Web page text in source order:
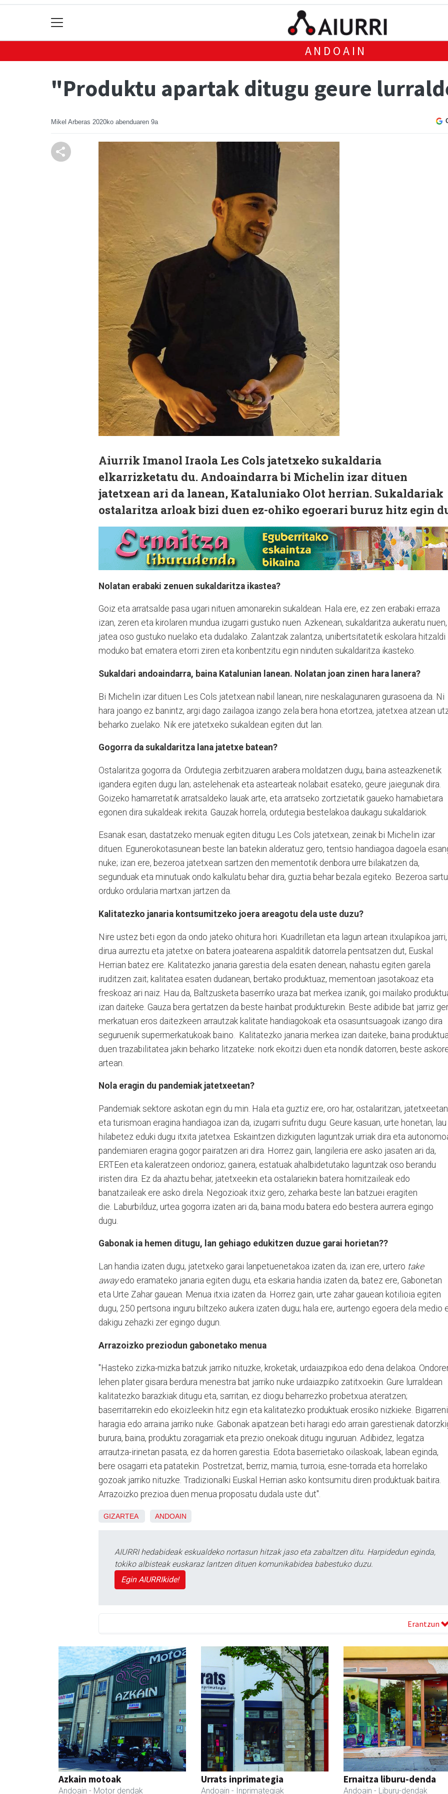
ANDOAIN
"Produktu apartak ditugu geure
Mikel Arberas 2020ko abenduaren 9a
Aiurrik Imanol Iraola Les Cols jatetxeko sukaldaria
elkarrizketatu du. Andoaindarra bi Michelin izar dituen
jatetxean ari da lanean, Kataluniako Olot herrian. Sukaldariak
ostalaritza arloak bizi duen ez-ohiko egoerari buruz hitz egin
Nolatan erabaki zenuen sukaldaritza ikastea?
Goiz eta arratsalde pasa ugari nituen amonarekin sukaldean. Hala ere, ez zen erabaki erraza
izan, zeren eta kirolaren mundua izugarri gustuko nuen. Azkenean, sukaldaritza aukeratu nuen,
jatea oso gustuko nuelako eta dudalako. Zalantzak zalantza, unibertsitatetik eskolara hitzaldi
moduko bat ematera etorri ziren eta konbentzitu egin ninduten sukaldaritza ikasteko.
Sukaldari andoaindarra, baina Katalunian lanean. Nolatan joan zinen hara lanera?
Bi Michelin izar dituen Les Cols jatetxean nabil lanean, nire neskalagunaren gurasoena da. Ni
hara joango ez banintz, argi dago zailagoa izango zela bera hona etortzea, jatetxea atzean
beharko zuelako. Nik ere jatetxeko sukaldean egiten dut lan.
Gogorra da sukaldaritza lana jatetxe batean?
Ostalaritza gogorra da. Ordutegia zerbitzuaren arabera moldatzen dugu, baina asteazkenetik
igandera egiten dugu lan; astelehenak eta astearteak nolabait esateko, geure jaiegunak dira.
Goizeko hamarretatik arratsaldeko lauak arte, eta arratseko zortzietatik gaueko hamabietara
egonen dira sukaldeak irekita. Gauzak horrela, ordutegia bestelakoa daukagu sukaldariok.
Esanak esan, dastatzeko menuak egiten ditugu Les Cols jatetxean, zeinak bi Michelin izar
dituen. Egunerokotasunean beste lan batekin alderatuz gero, tentsio handiagoa dagoela
nuke; izan ere, bezeroa jatetxean sartzen den mementotik denbora urre bilakatzen da,
segunduak eta minutuak ondo kalkulatu behar dira, guztia behar bezala egiteko. Bezeroa sartu
orduko ordularia martxan jartzen da.
Kalitatezko janaria kontsumitzeko joera areagotu dela uste duzu?
Nire ustez beti egon da ondo jateko ohitura hori. Kuadrilletan eta lagun artean itxulapikoa jarri,
dirua aurreztu eta jatetxe on batera joatearena aspalditik datorrela pentsatzen dut, Euskal
Herrian batez ere. Kalitatezko janaria garestia dela esaten denean, nahastu egiten garela
iruditzen zait; kalitatea esaten dudanean, bertako produktuaz, mementoan jasotakoaz eta
freskoaz ari naiz. Hau da, Baltzusketa baserriko uraza bat merkea izanik, goi mailako
izan daiteke. Gauza bera gertatzen da beste hainbat produkturekin. Beste adibide bat jarriz
merkatuan eros daitezkeen arrautzak kalitate handiagokoak eta osasuntsuagoak izango dira
seguruenik supermerkatukoak baino. Kalitatezko janaria merkea izan daiteke, baina
duen trazabilitatea jakin beharko litzateke: nork ekoitzi duen eta nondik datorren, beste
artean.
Nola eragin du pandemiak jatetxeetan?
Pandemiak sektore askotan egin du min. Hala eta guztiz ere, oro har, ostalaritzan, jatetxeetan
eta turismoan eragina handiagoa izan da, izugarri sufritu dugu. Geure kasuan, urte honetan, lau
hilabetez eduki dugu itxita jatetxea. Eskaintzen dizkiguten laguntzak urriak dira eta
pandemiaren eragina gogor pairatzen ari dira. Horrez gain, langileria ere asko jasaten ari da,
ERTEen eta kaleratzeen ondorioz; gainera, estatuak ahalbidetutako laguntzak oso berandu
iristen dira. Ez da ahaztu behar, jatetxeekin eta ostalariekin batera hornitzaileak edo
banatzaileak ere asko direla. Negozioak itxiz gero, zeharka beste lan batzuei eragiten
die. Laburbilduz, urtea gogorra izaten ari da, baina modu batera edo bestera aurrera egingo
dugu.
Gabonak ia hemen ditugu, lan gehiago edukitzen duzue garai horietan??
Lan handia izaten dugu, jatetxeko garai lanpetuenetakoa izaten da; izan ere, urtero take
awayedo eramateko janaria egiten dugu, eta eskaria handia izaten da, batez ere, Gabonetan
eta Urte Zahar gauean. Menua itxia izaten da. Horrez gain, urte zahar gauean kotilioia egiten
dugu, 250 pertsona inguru biltzeko aukera izaten dugu; hala ere, aurtengo egoera dela medio
dakigu zehazki zer egingo dugun.
Arrazoizko preziodun gabonetako menua
"Hasteko zizka-mizka batzuk jarriko nituzke, kroketak, urdaiazpikoa edo dena delakoa.
lehen plater gisara berdura menestra bat jarriko nuke urdaiazpiko zatitxoekin. Gure lurraldean
kalitatezko barazkiak ditugu eta, sarritan, ez diogu beharrezko probetxua ateratzen;
baserritarrekin edo ekoizleekin hitz egin eta kalitatezko produktuak erosiko nizkieke.
haragia edo arraina jarriko nuke. Gabonak aipatzean beti haragi edo arrain garestienak
burura, baina, produktu zoragarriak eta prezio onekoak ditugu inguruan. Adibidez, legatza
arrautza-irinetan pasata, ez da horren garestia. Edota baserrietako oilaskoak, labean eginda,
bere osagarri eta patatekin. Postretzat, berriz, mamia, turroia, esne-torrada eta horrelako
gozoak jarriko nituzke. Tradizionalki Euskal Herrian asko kontsumitu diren produktuak baitira.
Arrazoizko prezioa duen menua proposatu dudala uste dut".
GIZARTEA ANDOAIN
AIURRI hedabideak eskualdeko nortasun hitzak jaso eta zabaltzen ditu. Harpidedun eginda,
tokiko albisteak euskaraz lantzen dituen komunikabidea babestuko duzu.
Egin AIURRIkide!
Erantzun
Azkain motoak
Andoain - Motor dendak
Urrats inprimategia
Andoain - Inprimategiak
Ernaitza liburu-denda
Andoain - Liburu-dendak